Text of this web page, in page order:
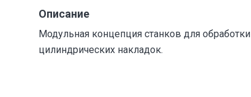
Описание
Модульная концепция станков для обработки
цилиндрических накладок.